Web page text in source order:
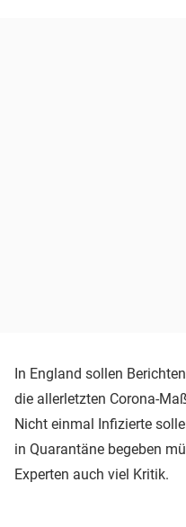
In England sollen
die allerletzten Corona-
Nicht einmal Infizierte
in Quarantäne begeben
Experten auch viel Kritik.